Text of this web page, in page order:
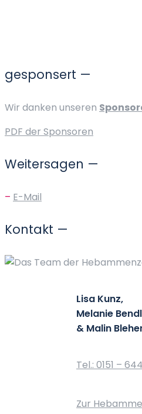
gesponsert —
Wir danken unseren
PDF der Sponsoren
Weitersagen —
– E-Mail
Kontakt —
Lisa Kunz,
Melanie Bendl
& Malin
Tel.: 0151 –
Zur